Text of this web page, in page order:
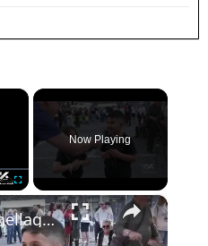
×
Fullscreen
Now Playing
×
Speciale Gemellaggio Adrano - Namur | Maggio 2026